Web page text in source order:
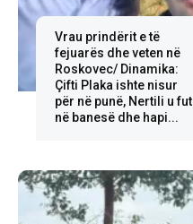
Vrau prindërit e të
fejuarës dhe veten në
Roskovec/ Dinamika:
Çifti Plaka ishte nisur
për në punë, Nertili u fut
në banesë dhe hapi...